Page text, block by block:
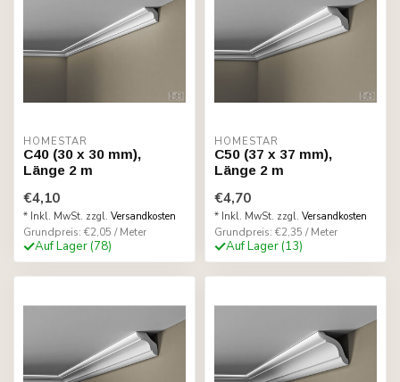
HOMESTAR
C40 (30 x 30 mm),
Länge 2 m
€4,10
* Inkl. MwSt. zzgl. Versandkosten
Grundpreis: €2,05 / Meter
Auf Lager (78)
HOMESTAR
C50 (37 x 37 mm),
Länge 2 m
€4,70
* Inkl. MwSt. zzgl. Versandkosten
Grundpreis: €2,35 / Meter
Auf Lager (13)